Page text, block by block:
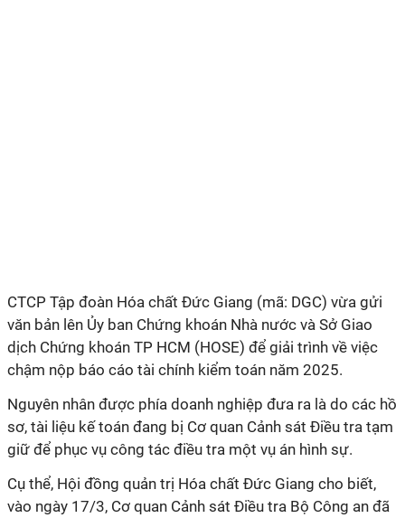
CTCP Tập đoàn Hóa chất Đức Giang (mã: DGC) vừa gửi
văn bản lên Ủy ban Chứng khoán Nhà nước và Sở Giao
dịch Chứng khoán TP HCM (HOSE) để giải trình về việc
chậm nộp báo cáo tài chính kiểm toán năm 2025.
Nguyên nhân được phía doanh nghiệp đưa ra là do các hồ
sơ, tài liệu kế toán đang bị Cơ quan Cảnh sát Điều tra tạm
giữ để phục vụ công tác điều tra một vụ án hình sự.
Cụ thể, Hội đồng quản trị Hóa chất Đức Giang cho biết,
vào ngày 17/3, Cơ quan Cảnh sát Điều tra Bộ Công an đã